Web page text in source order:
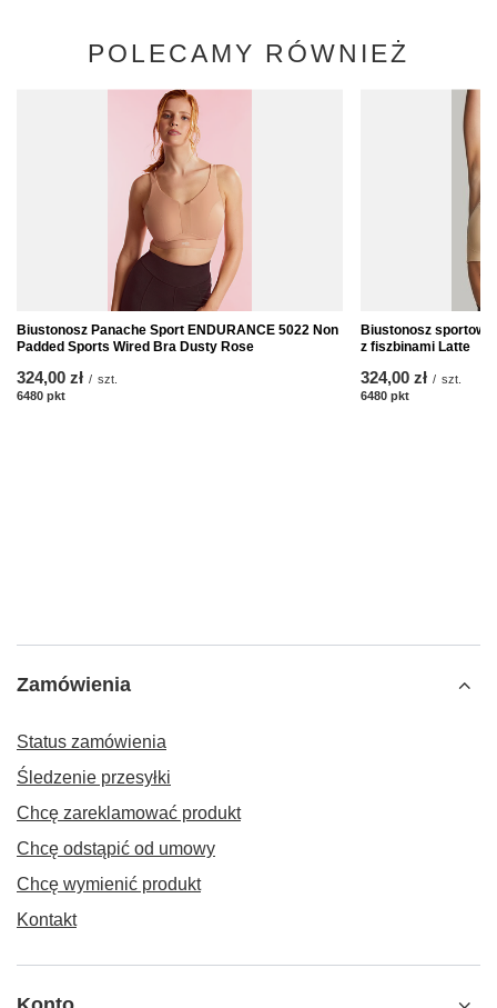
POLECAMY RÓWNIEŻ
Biustonosz Panache Sport ENDURANCE 5022 Non
Padded Sports Wired Bra Dusty Rose
324,00 zł / szt.
6480 pkt
Biustonosz sportowy
z fiszbinami Latte
324,00 zł / szt.
6480 pkt
Zamówienia
Status zamówienia
Śledzenie przesyłki
Chcę zareklamować produkt
Chcę odstąpić od umowy
Chcę wymienić produkt
Kontakt